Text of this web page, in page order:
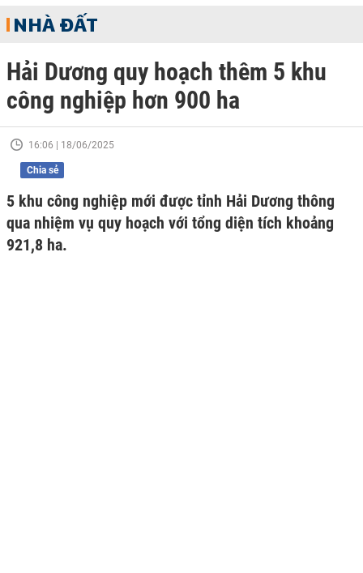
NHÀ ĐẤT
Hải Dương quy hoạch thêm 5 khu
công nghiệp hơn 900 ha
16:06 | 18/06/2025
Chia sẻ
5 khu công nghiệp mới được tỉnh Hải Dương thông
qua nhiệm vụ quy hoạch với tổng diện tích khoảng
921,8 ha.